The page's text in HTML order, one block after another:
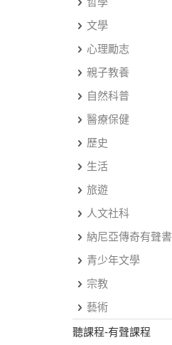
文學
心理勵志
親子教養
自然科普
醫療保健
歷史
生活
旅遊
人文社科
納尼亞傳奇有聲書
青少年文學
宗教
藝術
聽課程-有聲課程